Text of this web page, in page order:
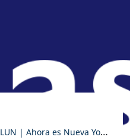
LUN | Ahora es Nueva York: cobrará peaje a los autos que ingresen a Manhattan